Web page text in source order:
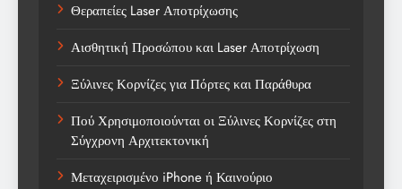
Θεραπείες Laser Αποτρίχωσης
Αισθητική Προσώπου και Laser Αποτρίχωση
Ξύλινες Κορνίζες για Πόρτες και Παράθυρα
Πού Χρησιμοποιούνται οι Ξύλινες Κορνίζες στη
Σύγχρονη Αρχιτεκτονική
Μεταχειρισμένο iPhone ή Καινούριο